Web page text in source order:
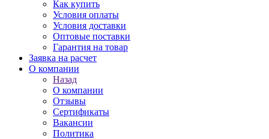
Как купить
Условия оплаты
Условия доставки
Оптовые поставки
Гарантия на товар
Заявка на расчет
О компании
Назад
О компании
Отзывы
Сертификаты
Вакансии
Политика